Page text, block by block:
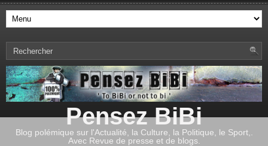
Pensez BiBi
Blog polémique sur l'Actualité, la Culture, la Politique, le Sport,.
Avec Revue de presse et de blogs.